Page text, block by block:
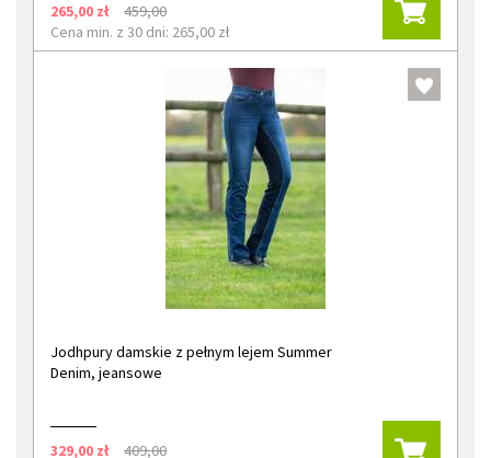
265,00 zł
459,00
Cena min. z 30 dni: 265,00 zł
Jodhpury damskie z pełnym lejem Summer
Denim, jeansowe
329,00 zł
409,00